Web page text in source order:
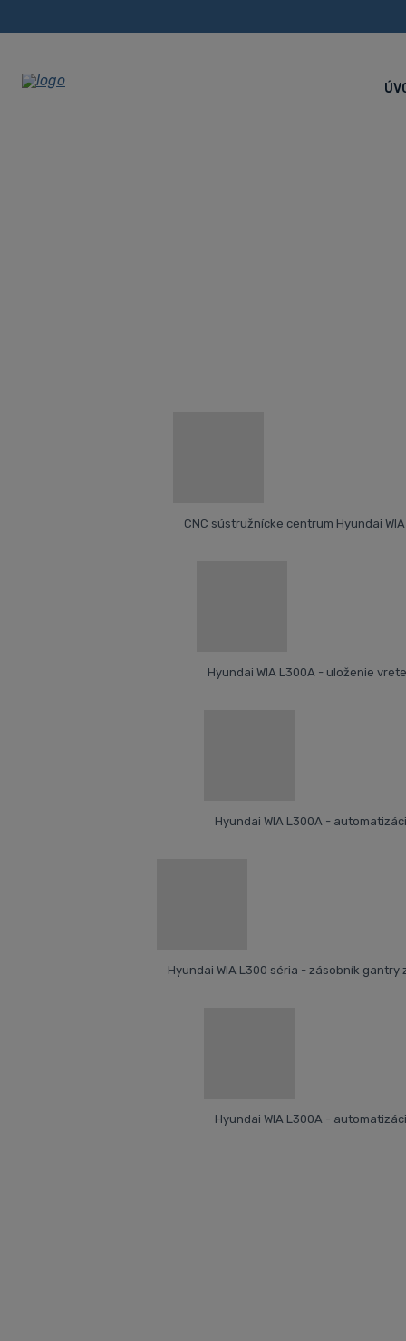
CNC sústružnícke centrum Hyundai
Hyundai WIA L300A - uloženie
Hyundai WIA L300A -
Hyundai WIA L300 séria - zásobník gantry
Hyundai WIA L300A -